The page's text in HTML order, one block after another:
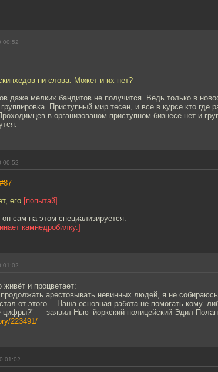
00:52
ни слова. Может и их нет?
даже мелких бандитов не получится. Ведь только в
Приступный мир тесен, и все в курсе кто где
в организованом приступном бизнесе нет и
00:52
#87
его [попытай] .
сам на этом специализируется.
камнедробилку.]
01:02
и процветает:
арестовывать невинных людей, я не
от этого… Наша основная работа не помогать
цифры?" — заявил Нью–йоркский полицейский Эдил
223491/
01:02